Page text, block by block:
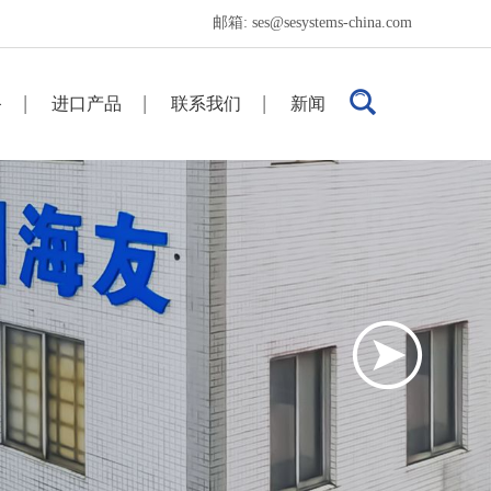
邮箱: ses@sesystems-china.com
进口产品 联系我们 新闻